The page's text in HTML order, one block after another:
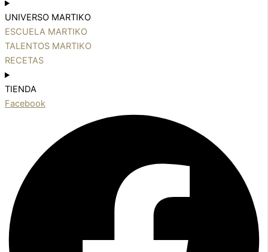
UNIVERSO MARTIKO
ESCUELA MARTIKO
TALENTOS MARTIKO
RECETAS
TIENDA
Facebook